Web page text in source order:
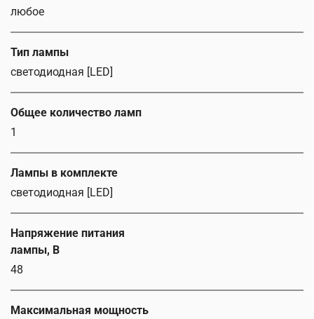
любое
Тип лампы
светодиодная [LED]
Общее количество ламп
1
Лампы в комплекте
светодиодная [LED]
Напряжение питания
лампы, В
48
Максимальная мощность